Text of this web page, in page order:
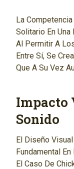
La
Solitario En Una
Al Permitir A
Entre Sí, Se
Que A Su Vez
Impacto
Sonido
El Diseño
Fundamental
El Caso De